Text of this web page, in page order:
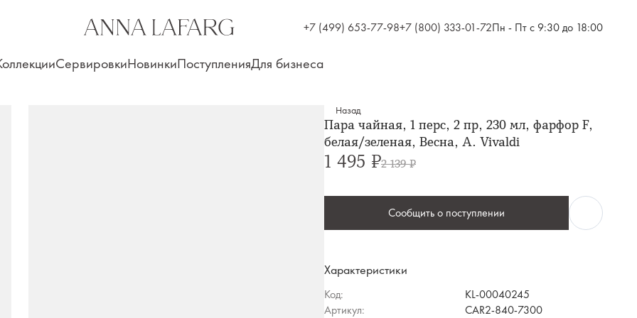
+7 (499) 653-77-98+7 (800) 333-01-72Пн - Пт с 9:30 до 18:00
СервировкиНовинкиПоступленияДля бизнеса
Назад
Пара чайная, 1 перс, 2 пр, 230 мл, фарфор F,
белая/зеленая, Весна, A. Vivaldi
1 495 ₽2 139 ₽
Сообщить о поступлении
Характеристики
Код:
KL-00040245
Артикул:
CAR2-840-7300